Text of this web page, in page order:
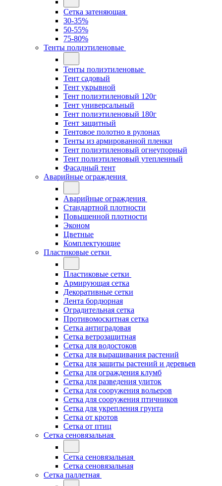
Сетка затеняющая
30-35%
50-55%
75-80%
Тенты полиэтиленовые
Тенты полиэтиленовые
Тент садовый
Тент укрывной
Тент полиэтиленовый 120г
Тент универсальный
Тент полиэтиленовый 180г
Тент защитный
Тентовое полотно в рулонах
Тенты из армированной пленки
Тент полиэтиленовый огнеупорный
Тент полиэтиленовый утепленный
Фасадный тент
Аварийные ограждения
Аварийные ограждения
Стандартной плотности
Повышенной плотности
Эконом
Цветные
Комплектующие
Пластиковые сетки
Пластиковые сетки
Армирующая сетка
Декоративные сетки
Лента бордюрная
Оградительная сетка
Противомоскитная сетка
Сетка антиградовая
Сетка ветрозащитная
Сетка для водостоков
Сетка для выращивания растений
Сетка для защиты растений и деревьев
Сетка для ограждения клумб
Сетка для разведения улиток
Сетка для сооружения вольеров
Сетка для сооружения птичников
Сетка для укрепления грунта
Сетка от кротов
Сетка от птиц
Сетка сеновязальная
Сетка сеновязальная
Сетка сеновязальная
Сетка паллетная